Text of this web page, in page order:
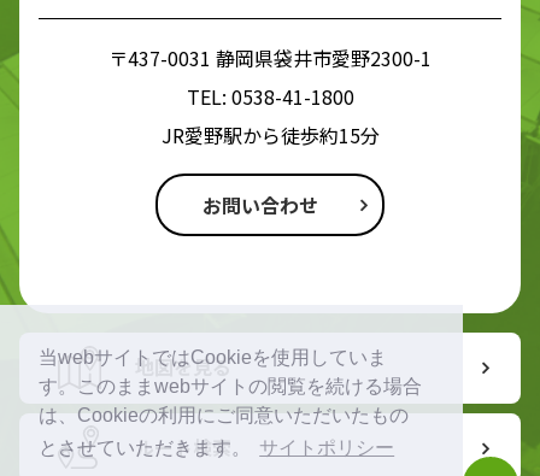
当webサイトではCookieを使用していま
す。このままwebサイトの閲覧を続ける場合
は、Cookieの利用にご同意いただいたもの
とさせていただきます。
サイトポリシー
〒437-0031 静岡県袋井市愛野2300-1
TEL: 0538-41-1800
JR愛野駅から徒歩約15分
お問い合わせ
地図を見る
ルート検索